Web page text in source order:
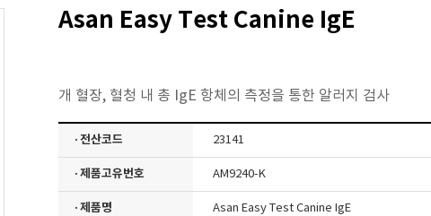
Asan Easy Test Canine IgE
개 혈장, 혈청 내 총 IgE 항체의 측정을 통한 알러지 검사
· 전산코드 23141
· 제품고유번호 AM9240-K
· 제품명 Asan Easy Test Canine IgE